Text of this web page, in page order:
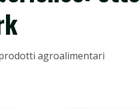
agroalimentari